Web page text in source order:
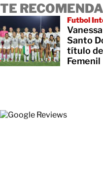
TE
Futbol
Santo
título
Femenil